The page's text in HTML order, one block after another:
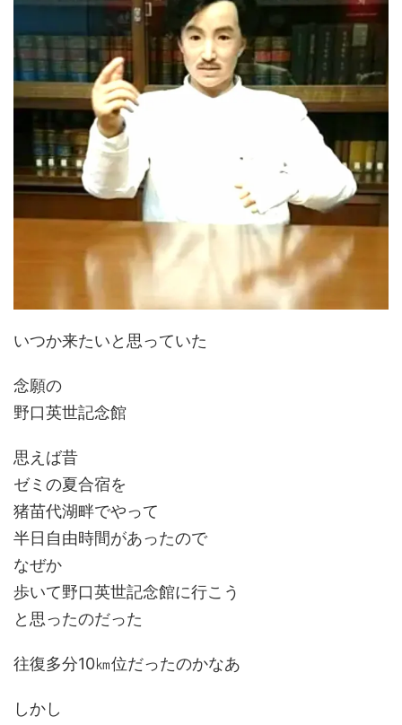
いつか来たいと思っていた
念願の
野口英世記念館
思えば昔
ゼミの夏合宿を
猪苗代湖畔でやって
半日自由時間があったので
なぜか
歩いて野口英世記念館に行こう
と思ったのだった
往復多分10㎞位だったのかなあ
しかし